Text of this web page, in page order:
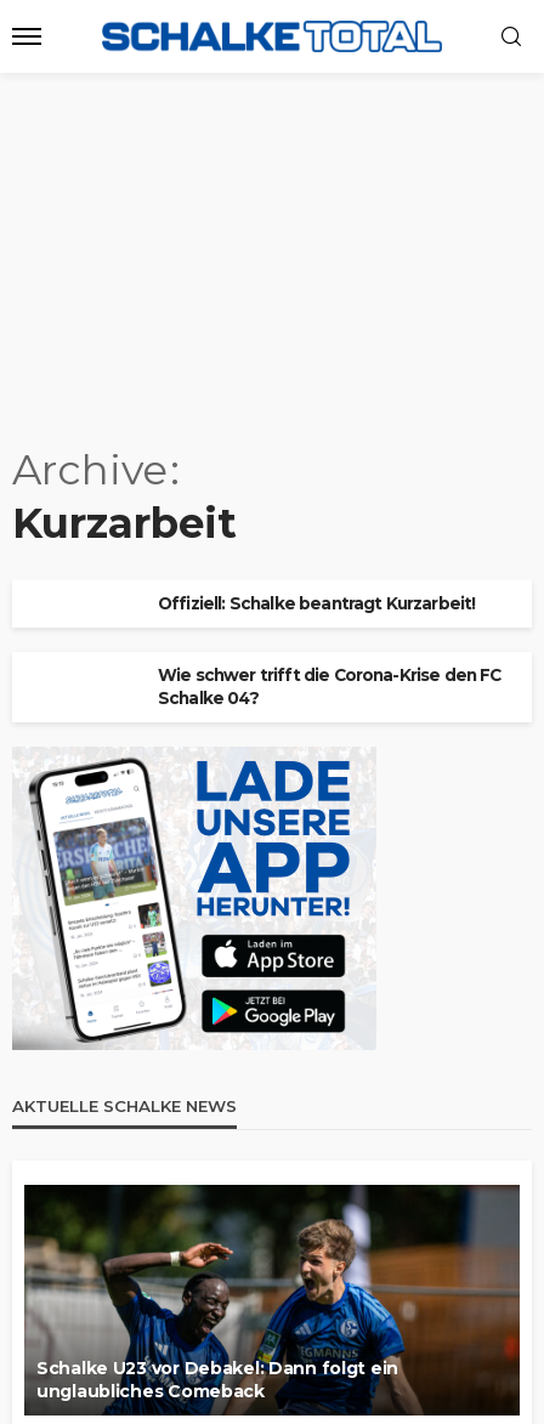
Archive
Kurzarbeit
Offiziell: Schalke beantragt Kurzarbeit!
Wie schwer trifft die Corona-Krise den FC
Schalke 04?
AKTUELLE SCHALKE NEWS
Schalke U23 vor Debakel: Dann folgt ein
unglaubliches Comeback